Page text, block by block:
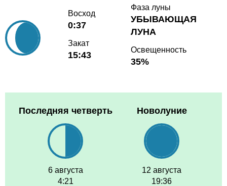
Восход
0:37
Закат
15:43
Фаза луны
УБЫВАЮЩАЯ
ЛУНА
Освещенность
35%
Последняя четверть
6 августа
4:21
Новолуние
12 августа
19:36